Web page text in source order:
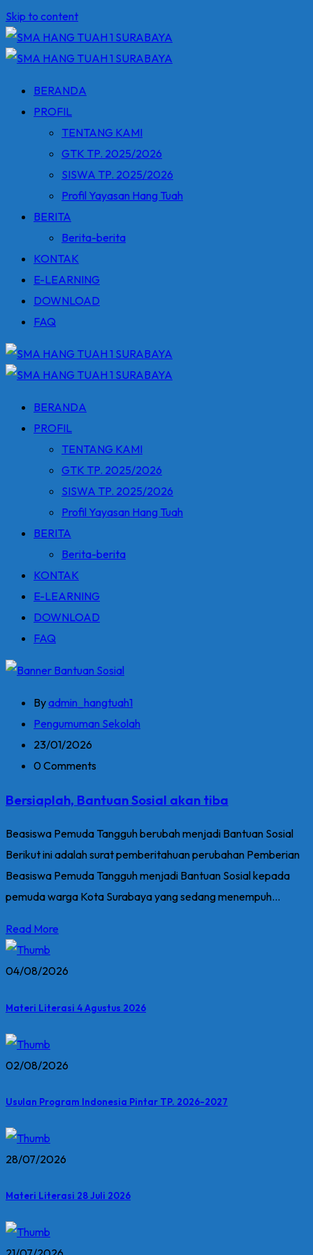
Skip to content
BERANDA
PROFIL
TENTANG KAMI
GTK TP. 2025/2026
SISWA TP. 2025/2026
Profil Yayasan Hang Tuah
BERITA
Berita-berita
KONTAK
E-LEARNING
DOWNLOAD
FAQ
BERANDA
PROFIL
TENTANG KAMI
GTK TP. 2025/2026
SISWA TP. 2025/2026
Profil Yayasan Hang Tuah
BERITA
Berita-berita
KONTAK
E-LEARNING
DOWNLOAD
FAQ
Byadmin_hangtuah1
Pengumuman Sekolah
23/01/2026
0 Comments
Bersiaplah, Bantuan Sosial akan tiba
Beasiswa Pemuda Tangguh berubah menjadi Bantuan Sosial
Berikut ini adalah surat pemberitahuan perubahan Pemberian
Beasiswa Pemuda Tangguh menjadi Bantuan Sosial kepada
pemuda warga Kota Surabaya yang sedang menempuh...
Read More
04/08/2026
Materi Literasi 4 Agustus 2026
02/08/2026
Usulan Program Indonesia Pintar TP. 2026-2027
28/07/2026
Materi Literasi 28 Juli 2026